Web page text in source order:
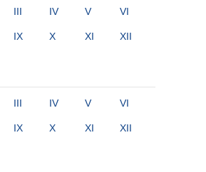
III IV V VI
IX X XI XII
III IV V VI
IX X XI XII